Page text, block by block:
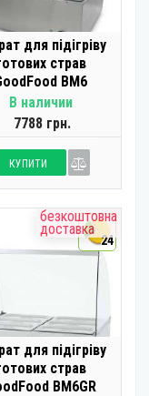
для підігріву
страв
BM6
В наличии
7788 грн.
КУПИТИ
безкоштовна
доставка
24
для підігріву
страв
BM6GR